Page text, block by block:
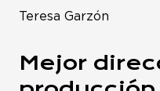
Teresa Garzón
Mejor